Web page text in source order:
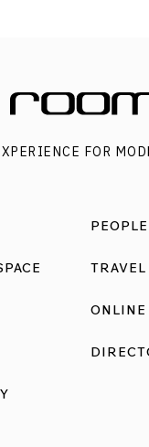
FOR
PEOPLE
TRAVEL
ONLINE